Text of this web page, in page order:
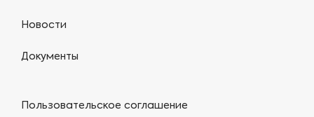
Новости
Документы
Пользовательское соглашение